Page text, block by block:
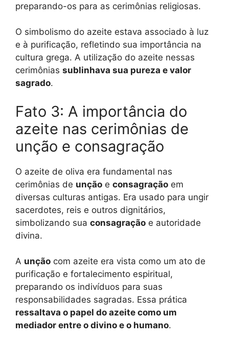
preparando-os para as cerimônias religiosas.
O simbolismo do azeite estava associado à luz
e à purificação, refletindo sua importância na
cultura grega. A utilização do azeite nessas
cerimônias sublinhava sua pureza e valor
sagrado.
Fato 3: A importância do
azeite nas cerimônias de
unção e consagração
O azeite de oliva era fundamental nas
cerimônias de unção e consagração em
diversas culturas antigas. Era usado para ungir
sacerdotes, reis e outros dignitários,
simbolizando sua consagração e autoridade
divina.
A unção com azeite era vista como um ato de
purificação e fortalecimento espiritual,
preparando os indivíduos para suas
responsabilidades sagradas. Essa prática
ressaltava o papel do azeite como um
mediador entre o divino e o humano.